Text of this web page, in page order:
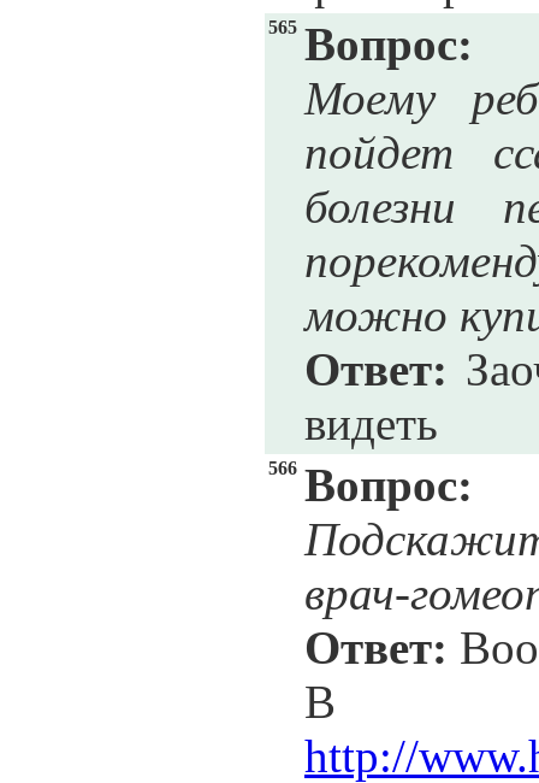
565 Вопрос:
Моему
пойдет
болезни
можно
Ответ:
видеть
566 Вопрос:
врач-
Ответ:
В
http://